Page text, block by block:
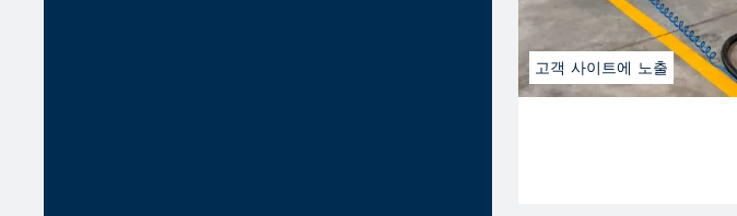
고객 사이트에 노출